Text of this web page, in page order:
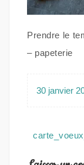
Prendre le
– papeterie
30 janvier
Navigation